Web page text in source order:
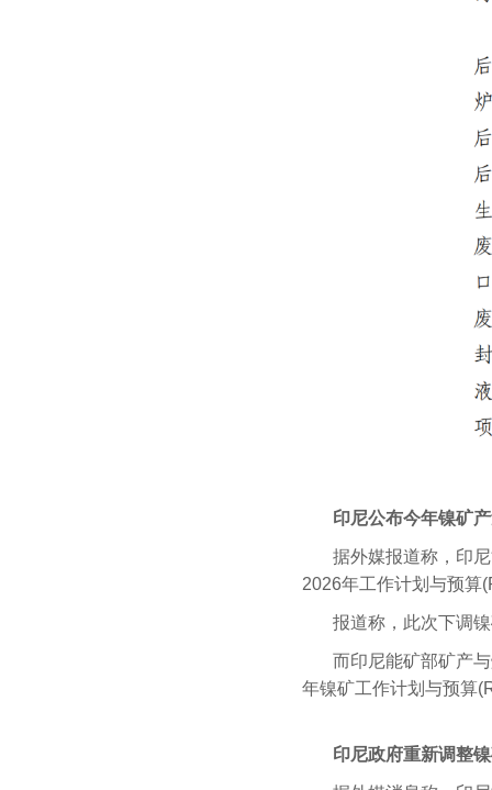
印尼公布今年镍矿
据外媒报道称，印
2026年工作计划与预算
报道称，此次下调
而印尼能矿部矿产
年镍矿工作计划与预算
印尼政府重新调整